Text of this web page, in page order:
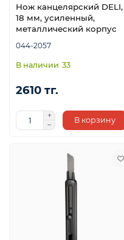
Нож канцелярский DELI,
18 мм, усиленный,
металлический корпус
044-2057
33
2610 тг.
В корзину